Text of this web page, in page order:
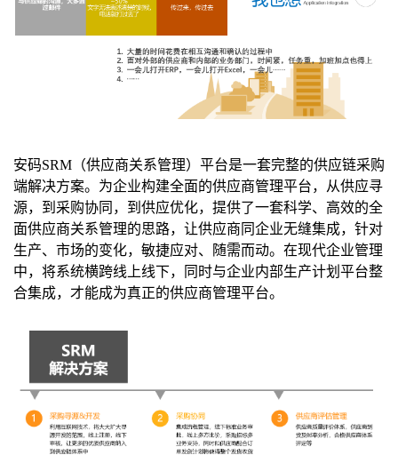
安码SRM （供应商关系管理）平台是一套完整的供应链采购
端解决方案。为企业构建全面的供应商管理平台，从供应寻
源，到采购协同，到供应优化，提供了一套科学、高效的全
面供应商关系管理的思路，让供应商同企业无缝集成，针对
生产、市场的变化，敏捷应对、随需而动。 在现代企业管理
中，将系统横跨线上线下，同时与企业内部生产计划平台整
合集成，才能成为真正的供应商管理平台。